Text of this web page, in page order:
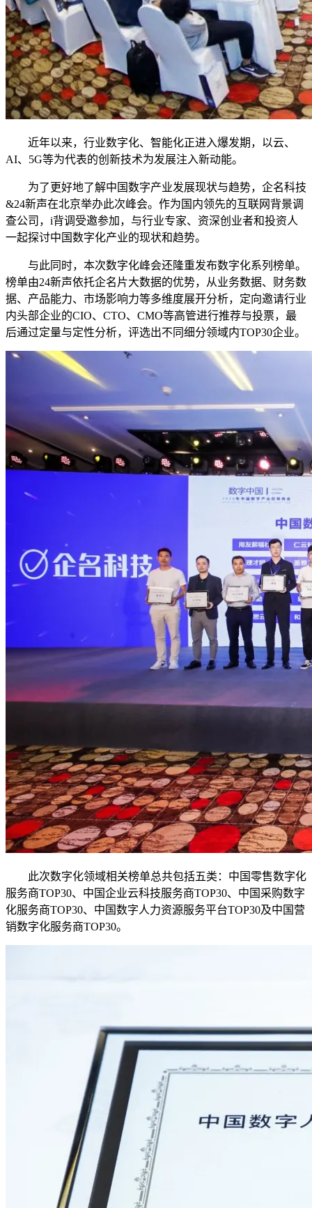
近年以来，行业数字化、智能化正进入爆发期，以云、
AI、5G等为代表的创新技术为发展注入新动能。
为了更好地了解中国数字产业发展现状与趋势，企名科技
&24新声在北京举办此次峰会。作为国内领先的互联网背景调
查公司，i背调受邀参加，与行业专家、资深创业者和投资人
一起探讨中国数字化产业的现状和趋势。
与此同时，本次数字化峰会还隆重发布数字化系列榜单。
榜单由24新声依托企名片大数据的优势，从业务数据、财务数
据、产品能力、市场影响力等多维度展开分析，定向邀请行业
内头部企业的CIO、CTO、CMO等高管进行推荐与投票，最
后通过定量与定性分析，评选出不同细分领域内TOP30企业。
此次数字化领域相关榜单总共包括五类：中国零售数字化
服务商TOP30、中国企业云科技服务商TOP30、中国采购数字
化服务商TOP30、中国数字人力资源服务平台TOP30及中国营
销数字化服务商TOP30。